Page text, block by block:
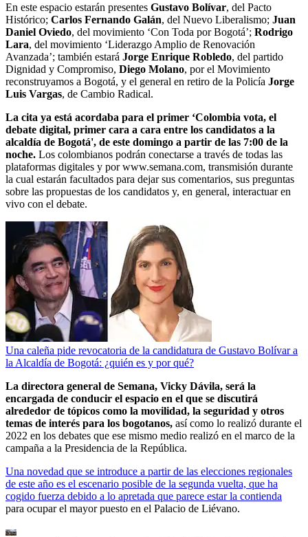
En este espacio estarán presentes Gustavo Bolívar, del Pacto
Histórico; Carlos Fernando Galán, del Nuevo Liberalismo; Juan
Daniel Oviedo, del movimiento ‘Con Toda por Bogotá’; Rodrigo
Lara, del movimiento ‘Liderazgo Amplio de Renovación
Avanzada’; también estará Jorge Enrique Robledo, del partido
Dignidad y Compromiso, Diego Molano, por el Movimiento
reconstruyamos a Bogotá, y el general en retiro de la Policía Jorge
Luis Vargas, de Cambio Radical.
La cita ya está acordaba para el primer ‘Colombia vota, el
debate digital, primer cara a cara entre los candidatos a la
alcaldía de Bogotá', de este domingo a partir de las 7:00 de la
noche. Los colombianos podrán conectarse a través de todas las
plataformas digitales y por www.semana.com, transmisión durante
la cual estarán facultados para dejar sus comentarios, sus preguntas
sobre las propuestas de los candidatos y, en general, interactuar en
vivo con el debate.
Una caleña pide revocatoria de la candidatura de Gustavo Bolívar a
la Alcaldía de Bogotá: ¿quién es y por qué?
La directora general de Semana, Vicky Dávila, será la
encargada de conducir el espacio en el que se discutirá
alrededor de tópicos como la movilidad, la seguridad y otros
temas de interés para los bogotanos, así como lo realizó durante el
2022 en los debates que ese mismo medio realizó en el marco de la
campaña a la Presidencia de la República.
Una novedad que se introduce a partir de las elecciones regionales
de este año es el escenario posible de la segunda vuelta, que ha
cogido fuerza debido a lo apretada que parece estar la contienda
para ocupar el mayor puesto en el Palacio de Liévano.